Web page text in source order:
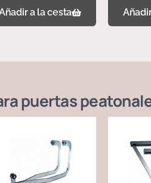
a la cesta
puertas